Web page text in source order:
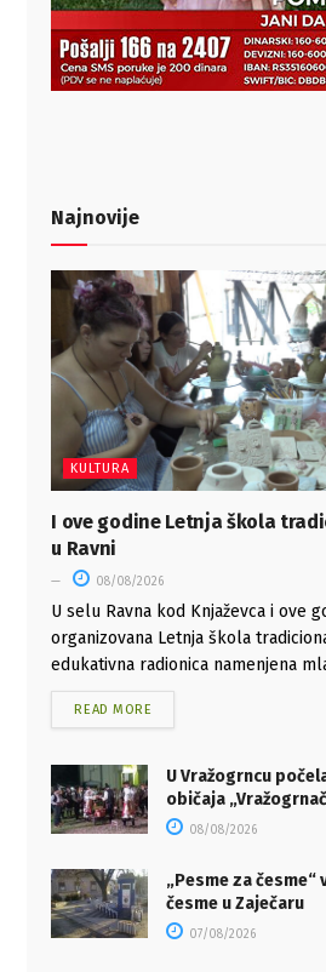
Najnovije
KULTURA
I ove godine Letnja škola
u Ravni
08/08/2026
U selu Ravna kod Knjaževca i ove
organizovana Letnja škola
edukativna radionica namenjena
READ MORE
U Vražogrncu
običaja
08/08/2026
„Pesme za česme“
česme u Zaječaru
07/08/2026